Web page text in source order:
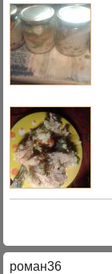
роман36